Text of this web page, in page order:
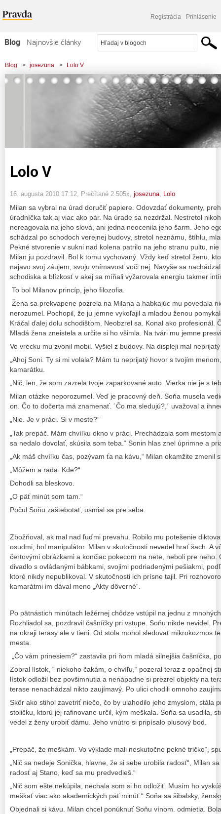
Registrácia Prihlásenie
Blog
Najnovšie články
Najčítanejšie články
Najkomentovanejšie články
Blog > josezuna > Lolo V
Lolo V
16. augusta 2010 17:12 , Prečítané 2 505x, josezuna Lolo
Milan sa vybral na úrad doručiť papiere. Odovzdať dokumenty,
úradníčka tak aj viac ako pár. Na úrade sa nezdržal. Nestretol
nereagovala na jeho slová, ani jedna neocenila jeho šarm. Jeho
schádzal po schodoch verejnej budovy, stretol neznámu, štíhlu,
Pekné stvorenie v sukni nad kolena patrilo na jeho stranu pultu,
Milan ju pozdravil. Bol k tomu vychovaný. Vždy keď stretol ženu,
najavo svoj záujem, svoju vnímavosť voči nej. Navyše sa
schodiska a blízkosť v akej sa míňali vyžarovala energiu takmer
To bol Milanov princíp, jeho filozofia.
Žena sa prekvapene pozrela na Milana a habkajúc mu povedala
nerozumel. Pochopil, že ju jemne vykoľajil a mladou ženou
Kráčal ďalej dolu schodišťom. Neobzrel sa. Konal ako profesionál.
Mladá žena zneistela a určite si ho všimla. Na tvári mu jemne
Vo vrecku mu zvonil mobil. Vyšiel z budovy. Na displeji mal
„Ahoj Soni. Ty si mi volala? Mám tu neprijatý hovor s tvojím
kamarátku.
„Nič, len, že som zazrela tvoje zaparkované auto. Vierka nie je s
Milan otázke neporozumel. Veď je pracovný deň. Soňa musela
on. Čo to dočerta má znamenať. ´Čo ma sledujú?,´ uvažoval a
„Nie. Je v práci. Si v meste?“
„Tak prepáč. Mám chvíľku okno v práci. Prechádzala som mestom
sa nedalo dovolať, skúsila som teba.“ Sonin hlas znel úprimne a
„Ak máš chvíľku čas, pozývam ťa na kávu,“ Milan okamžite zmenil
„Môžem a rada. Kde?“
Dohodli sa bleskovo.
„O päť minút som tam.“
Počul Soňu zaštebotať, usmial sa pre seba.
Zbožňoval, ak mal nad ľuďmi prevahu. Robilo mu potešenie
osudmi, bol manipulátor. Milan v skutočnosti nevedel hrať šach. A
čertovými obrázkami a končiac pokecom na nete, neboli pre neho.
divadlo s ovládanými bábkami, svojimi podriadenými pešiakmi,
ktoré nikdy nepublikoval. V skutočnosti ich prísne tajil. Pri
kamarátmi im dával meno „Akty dôverné“.
Po pätnástich minútach ležérnej chôdze vstúpil na jednu z
Rozhliadol sa, pozdravil čašníčky pri vstupe. Soňu nikde nevidel.
na okraji terasy ale v tieni. Od stola mohol sledovať mikrokozmos
mesta.
„Čo vám prinesiem?“ zastavila pri ňom mladá silnejšia čašníčka,
Zobral lístok, “ niekoho čakám, o chvíľu,“ pozeral teraz z opačnej
lístok odložil bez povšimnutia a nenápadne si prezrel objekty na
terase nenachádzal nikto zaujímavý. Po ulici chodili omnoho
Skôr ako stihol zavetriť niečo, čo by ulahodilo jeho zmyslom, stála
stoličku, ktorú jej rafinovane určil, kým meškala. Soňa sa usadila,
vedel z ženy urobiť dámu. Jeho vnútro si pripísalo plusový bod.
„Prepáč, že meškám. Vo výklade mali neskutočne pekné tričko“,
„Nič sa nedeje Sonička, hlavne, že si sebe urobila radosť“, Milan
radosť aj Stano, keď sa mu predvedieš.“
„Nič som ešte nekúpila, nechala som si ho odložiť. Musím ho
meškať viac ako akademických päť minúť.“ Soňa sa šibalsky,
Objednali si kávu. Milan chcel ponúknuť Soňu vínom. odmietla.